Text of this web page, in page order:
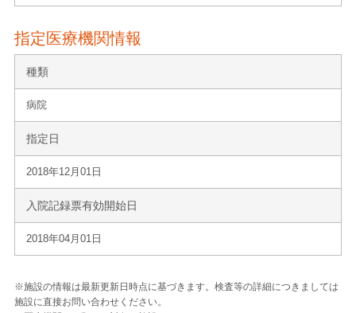
指定医療機関情報
種類
病院
指定日
2018年12月01日
入院記録票有効開始日
2018年04月01日
※施設の情報は最新更新日時点に基づきます。検査等の詳細につきましては
施設に直接お問い合わせください。